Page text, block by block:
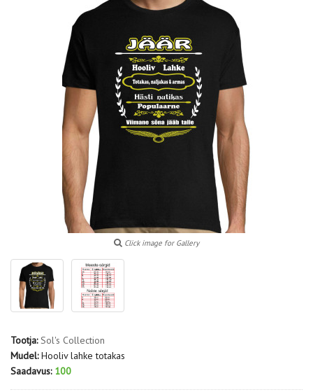
Click image for Gallery
Tootja: Sol's Collection
Mudel: Hooliv lahke totakas
Saadavus: 100